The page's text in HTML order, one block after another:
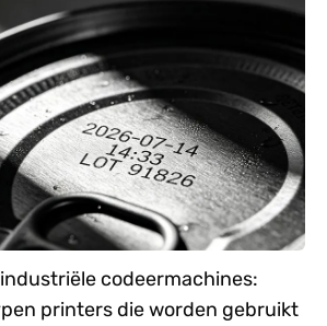
codeermachines:
printers die worden gebruikt